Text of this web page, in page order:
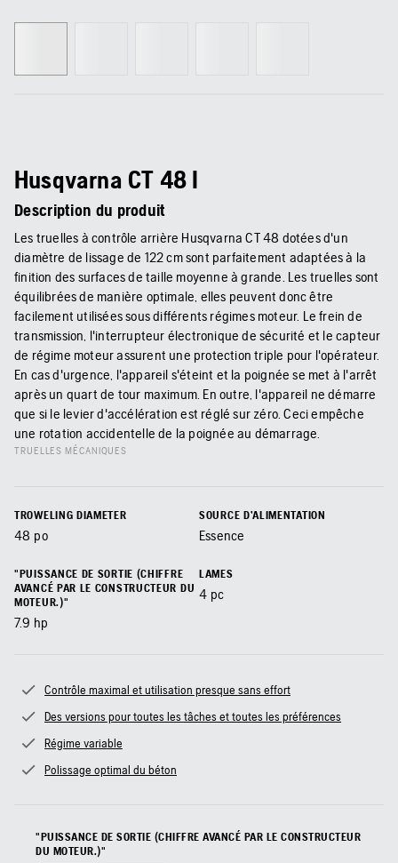
Husqvarna CT 48 I
Description du produit
Les truelles à contrôle arrière Husqvarna CT 48 dotées d'un
diamètre de lissage de 122 cm sont parfaitement adaptées à la
finition des surfaces de taille moyenne à grande. Les truelles sont
équilibrées de manière optimale, elles peuvent donc être
facilement utilisées sous différents régimes moteur. Le frein de
transmission, l'interrupteur électronique de sécurité et le capteur
de régime moteur assurent une protection triple pour l'opérateur.
En cas d'urgence, l'appareil s'éteint et la poignée se met à l'arrêt
après un quart de tour maximum. En outre, l'appareil ne démarre
que si le levier d'accélération est réglé sur zéro. Ceci empêche
une rotation accidentelle de la poignée au démarrage.
TRUELLES MÉCANIQUES
TROWELING DIAMETER
48 po
SOURCE D’ALIMENTATION
Essence
"PUISSANCE DE SORTIE (CHIFFRE
AVANCÉ PAR LE CONSTRUCTEUR DU
MOTEUR.)"
7.9 hp
LAMES
4 pc
Contrôle maximal et utilisation presque sans effort
Des versions pour toutes les tâches et toutes les préférences
Régime variable
Polissage optimal du béton
"PUISSANCE DE SORTIE (CHIFFRE AVANCÉ PAR LE CONSTRUCTEUR
DU MOTEUR.)"